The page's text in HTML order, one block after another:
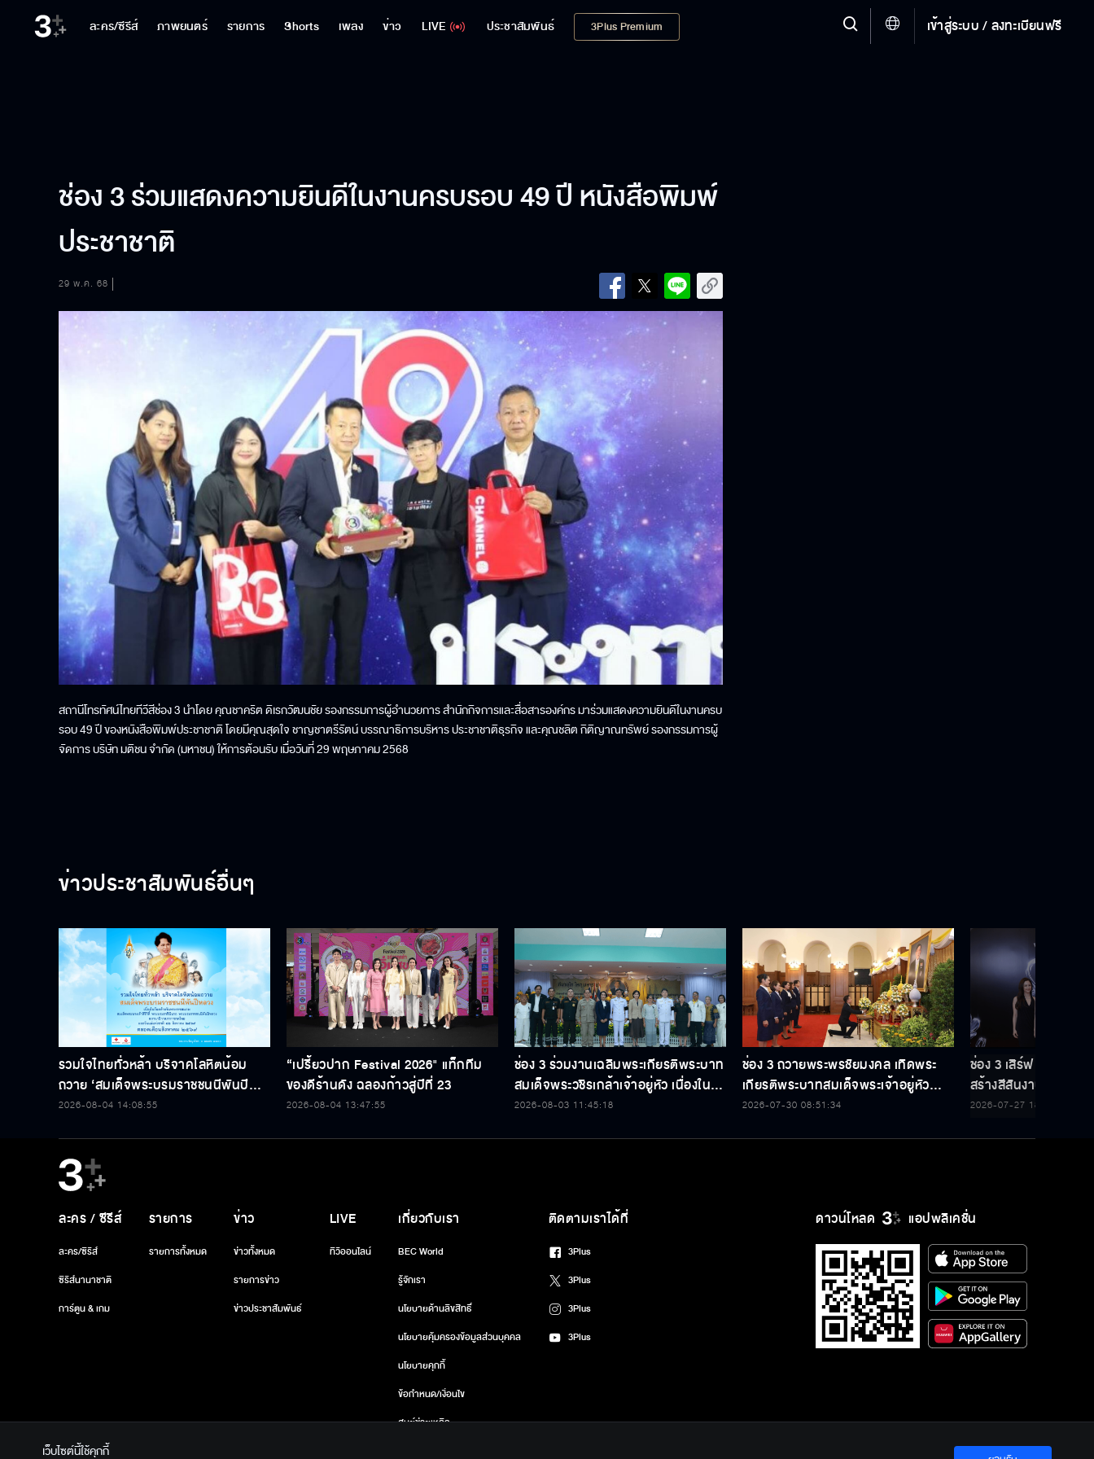
ละคร/ซีรีส์ ภาพยนตร์ รายการ Shorts เพลง ข่าว LIVE ประชาสัมพันธ์ 3Plus Premium เข้าสู่ระบบ / ลงทะเบียนฟรี
ช่อง 3 ร่วมแสดงความยินดีในงานครบรอบ 49 ปี หนังสือพิมพ์
ประชาชาติ
29 พ.ค. 68
สถานีโทรทัศน์ไทยทีวีสีช่อง 3 นำโดย คุณชาคริต ดิเรกวัฒนชัย รองกรรมการผู้อำนวยการ สำนักกิจการและสื่อสารองค์กร มาร่วมแสดงความยินดีในงานครบ
รอบ 49 ปี ของหนังสือพิมพ์ประชาชาติ โดยมีคุณสุดใจ ชาญชาตรีรัตน์ บรรณาธิการบริหาร ประชาชาติธุรกิจ และคุณชลิต กิติญาณทรัพย์ รองกรรมการผู้
จัดการ บริษัท มติชน จำกัด (มหาชน) ให้การต้อนรับ เมื่อวันที่ 29 พฤษภาคม 2568
ข่าวประชาสัมพันธ์อื่นๆ
รวมใจไทยทั่วหล้า บริจาคโลหิตน้อม
ถวาย ‘สมเด็จพระบรมราชชนนีพันปี
หลวง’ พร้อมรับตราไปรษณียากรที่
2026-08-04 14:08:55
“เปรี้ยวปาก Festival 2026" แท็กทีม
ของดีร้านดัง ฉลองก้าวสู่ปีที่ 23
2026-08-04 13:47:55
ช่อง 3 ร่วมงานเฉลิมพระเกียรติพระบาท
สมเด็จพระวชิรเกล้าเจ้าอยู่หัว เนื่องใน
โอกาสวันเฉลิมพระชนมพรรษา 74
2026-08-03 11:45:18
ช่อง 3 ถวายพระพรชัยมงคล เทิดพระ
เกียรติพระบาทสมเด็จพระเจ้าอยู่หัว
เนื่องในโอกาสวันเฉลิมพระชนมพรรษา
2026-07-30 08:51:34
ช่อง 3 เสิร์ฟ 5 นักแสด
สร้างสีสันงานประกาศ
THAILAND Y
2026-07-27 18:35:22
ดาวน์โหลด แอปพลิเคชั่น
ละคร / ซีรีส์
ละคร/ซีรีส์
ซีรีส์นานาชาติ
การ์ตูน & เกม
รายการ
รายการทั้งหมด
ข่าว
ข่าวทั้งหมด
รายการข่าว
ข่าวประชาสัมพันธ์
LIVE
ทีวีออนไลน์
เกี่ยวกับเรา
BEC World
รู้จักเรา
นโยบายด้านลิขสิทธิ์
นโยบายคุ้มครองข้อมูลส่วนบุคคล
นโยบายคุกกี้
ข้อกำหนด/เงื่อนไข
ศูนย์ช่วยเหลือ
ติดตามเราได้ที่
3Plus
3Plus
3Plus
3Plus
เว็บไซต์นี้ใช้คุกกี้